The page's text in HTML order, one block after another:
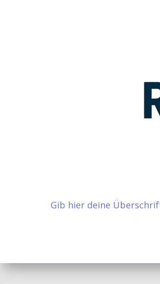
Gib hier deine